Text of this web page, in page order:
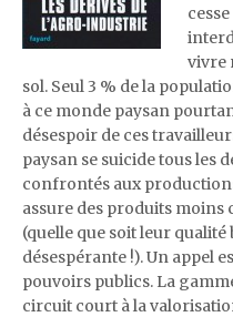
vivre
sol. Seul 3 % de la
à ce monde paysan
désespoir de ces
paysan se suicide tous les
confrontés aux
assure des produits moins
(quelle que soit leur
désespérante !). Un appel
pouvoirs publics. La
circuit court à la